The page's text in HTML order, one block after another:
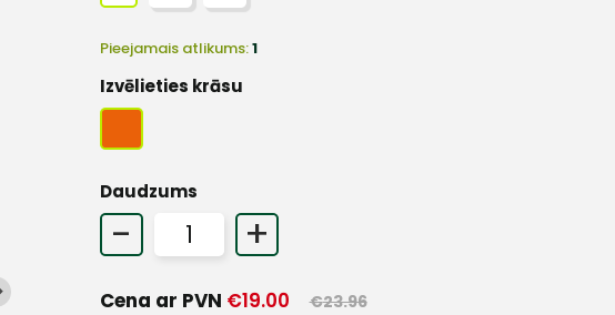
Pieejamais atlikums:1
Izvēlieties krāsu
Daudzums
- +
Cena ar PVN €19.00 €23.96